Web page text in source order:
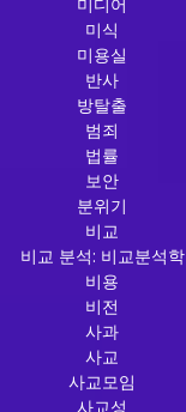
미디어
미식
미용실
반사
방탈출
범죄
법률
보안
분위기
비교
비교 분석: 비교분석학
비용
비전
사과
사교
사교모임
사교성